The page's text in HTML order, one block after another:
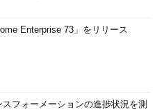
Enterprise 73」をリリース
フォーメーションの進捗状況を測